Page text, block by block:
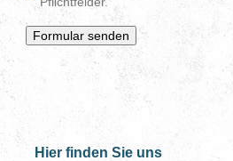
Hier finden Sie uns